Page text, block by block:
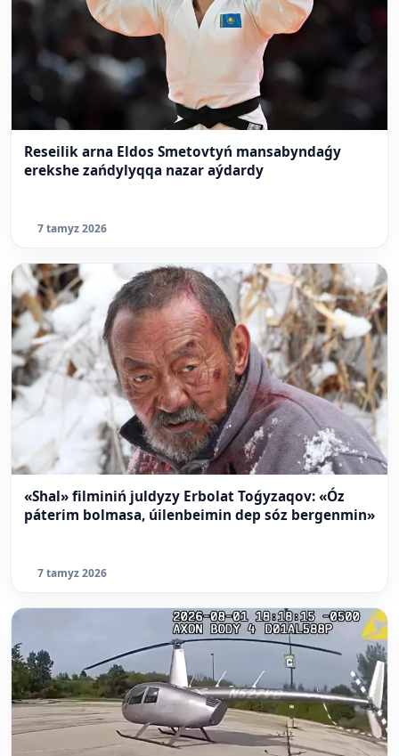
Reseilik arna Eldos Smetovtyń mansabyndaǵy
erekshe zańdylyqqa nazar aýdardy
7 tamyz 2026
«Shal» filminiń juldyzy Erbolat Toǵyzaqov: «Óz
páterim bolmasa, úilenbeimin dep sóz bergenmin»
7 tamyz 2026